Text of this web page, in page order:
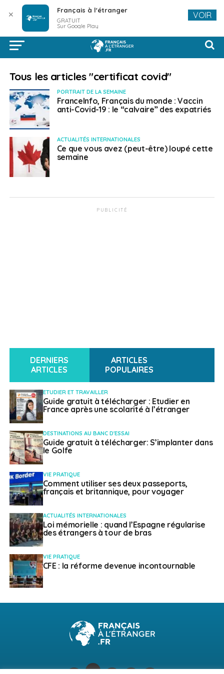
Tous les articles "certificat covid"
PORTRAIT DE LA SEMAINE
FranceInfo, Français du monde : Vaccin
anti-Covid-19 : le “calvaire” des expatriés
ACTUALITÉS INTERNATIONALES
Ce que vous avez (peut-être) loupé cette
semaine
PUBLICITÉ
DERNIERS
ARTICLES
ARTICLES
POPULAIRES
ETUDIER ET TRAVAILLER
Guide gratuit à télécharger : Etudier en
France après une scolarité à l’étranger
DESTINATIONS AU BANC D'ESSAI
Guide gratuit à télécharger: S’implanter dans
le Golfe
VIE PRATIQUE
Comment utiliser ses deux passeports,
français et britannique, pour voyager
ACTUALITÉS INTERNATIONALES
Loi mémorielle : quand l’Espagne régularise
des étrangers à tour de bras
VIE PRATIQUE
CFE : la réforme devenue incontournable
✕ Français à l'étranger
GRATUIT
Sur Google Play
VOIR